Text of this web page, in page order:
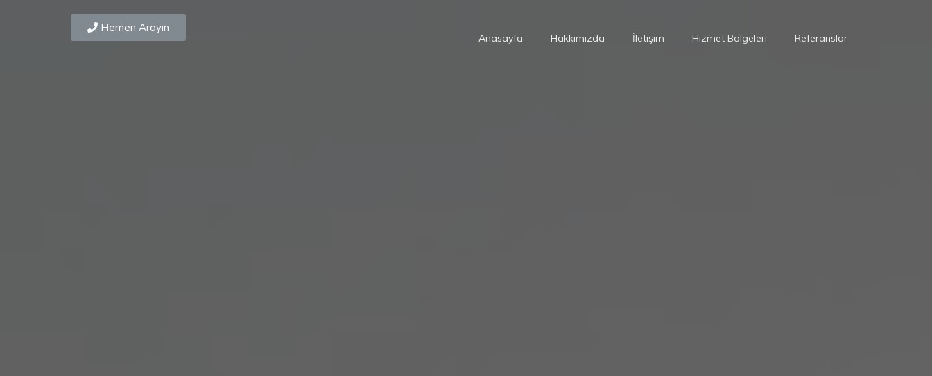
Hemen Arayın
Anasayfa Hakkımızda İletişim Hizmet Bölgeleri Referanslar